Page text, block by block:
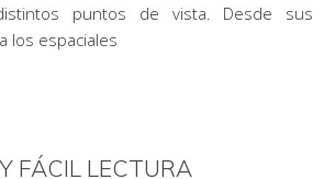
puntos de vista. Desde sus
los espaciales
FÁCIL LECTURA